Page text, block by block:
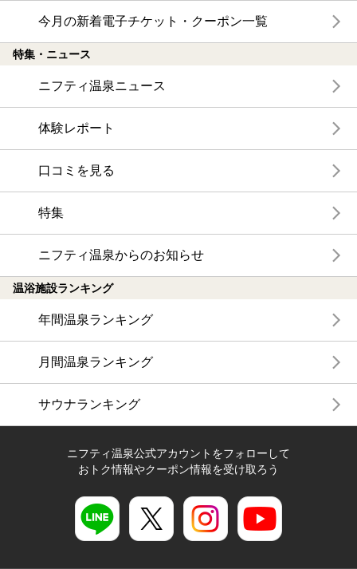
今月の新着電子チケット・クーポン一覧
特集・ニュース
ニフティ温泉ニュース
体験レポート
口コミを見る
特集
ニフティ温泉からのお知らせ
温浴施設ランキング
年間温泉ランキング
月間温泉ランキング
サウナランキング
ニフティ温泉公式アカウントをフォローして
おトク情報やクーポン情報を受け取ろう